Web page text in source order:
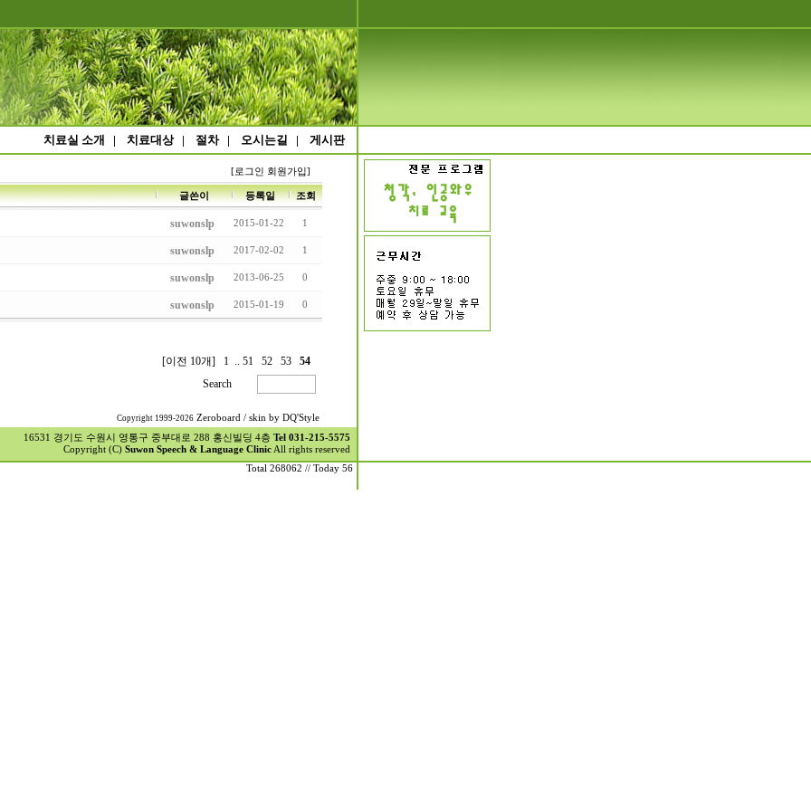
치료실 소개 | 치료대상| 절차| 오시는길 | 게시판
[로그인 회원가입]
글쓴이 등록일 조회
suwonslp 2015-01-22 1
suwonslp 2017-02-02 1
suwonslp 2013-06-25 0
suwonslp 2015-01-19 0
[이전 10개] 1 .. 51 52 53
54
Search
Copyright 1999-2026 Zeroboard / skin by DQ'Style
16531 경기도 수원시 영통구 중부대로 288 홍신빌딩 4층 Tel 031-215-5575
Copyright (C) Suwon Speech & Language Clinic All rights reserved
Total 268062 // Today 56